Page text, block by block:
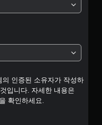
인증된 소유자가 작성하
입니다. 자세한 내용은
을 확인하세요.